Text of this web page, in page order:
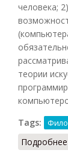
человека;
теории
Tags:
Подробнее